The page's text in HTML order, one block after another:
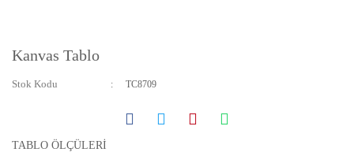
Kanvas Tablo
Stok Kodu TC8709
TABLO ÖLÇÜLERİ